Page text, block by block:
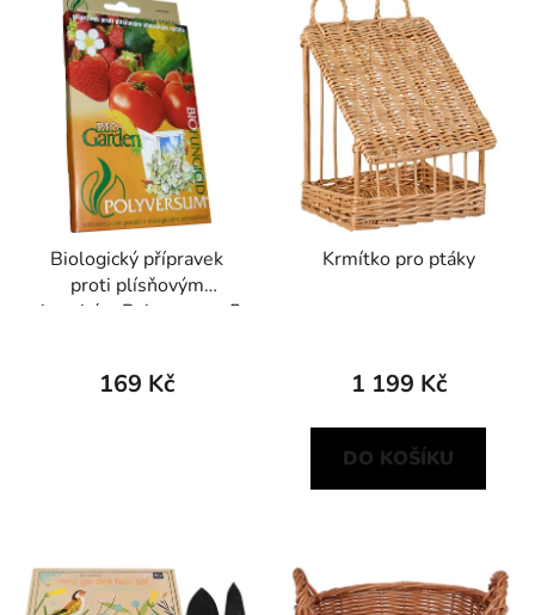
Biologický přípravek
proti plísňovým
chorobám Polyversum 5
169 Kč
Krmítko pro ptáky
1 199 Kč
DO KOŠÍKU